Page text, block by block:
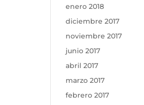
enero 2018
diciembre 2017
noviembre 2017
junio 2017
abril 2017
marzo 2017
febrero 2017